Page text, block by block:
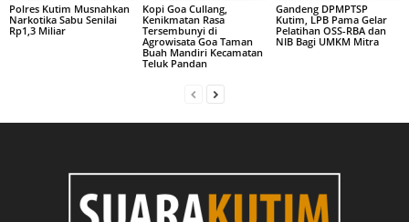
Polres Kutim Musnahkan
Narkotika Sabu Senilai
Rp1,3 Miliar
Kopi Goa Cullang,
Kenikmatan Rasa
Tersembunyi di
Agrowisata Goa Taman
Buah Mandiri Kecamatan
Teluk Pandan
Gandeng DPMPTSP
Kutim, LPB Pama Gelar
Pelatihan OSS-RBA dan
NIB Bagi UMKM Mitra